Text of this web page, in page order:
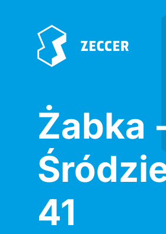
Żabka
41